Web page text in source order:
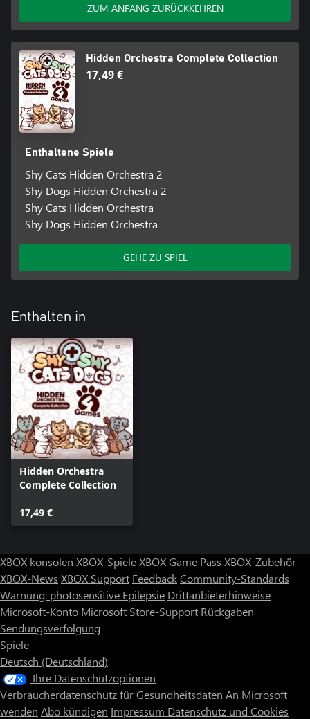
ZUM ANFANG ZURÜCKKEHREN
Hidden Orchestra Complete Collection
17,49 €
Enthaltene Spiele
Shy Cats Hidden Orchestra 2
Shy Dogs Hidden Orchestra 2
Shy Cats Hidden Orchestra
Shy Dogs Hidden Orchestra
GEHE ZU SPIEL
Enthalten in
Hidden Orchestra
Complete Collection
17,49 €
XBOX konsolen XBOX-SpieleXBOX Game Pass XBOX-Zubehör
XBOX-News XBOX Support FeedbackCommunity-Standards
Warnung: photosensitive Epilepsie Drittanbieterhinweise
Microsoft-Konto Microsoft Store-Support Rückgaben
Sendungsverfolgung
Spiele
Deutsch (Deutschland)
Ihre Datenschutzoptionen
Verbraucherdatenschutz für Gesundheitsdaten An Microsoft
wenden Abo kündigen Impressum Datenschutz und Cookies